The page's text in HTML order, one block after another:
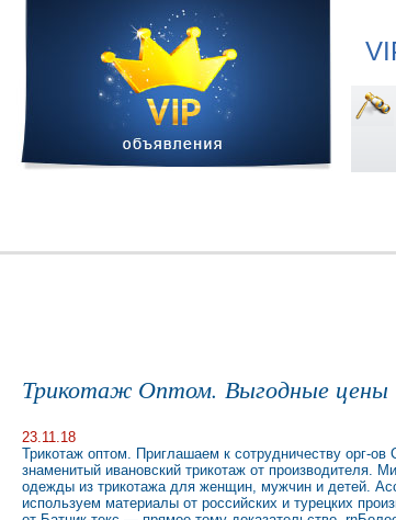
Трикотаж Оптом. Выгодные цены
23.11.18
Трикотаж оптом. Приглашаем к сотрудничеству орг-
знаменитый ивановский трикотаж от производителя.
одежды из трикотажа для женщин, мужчин и детей.
используем материалы от российских и турецких